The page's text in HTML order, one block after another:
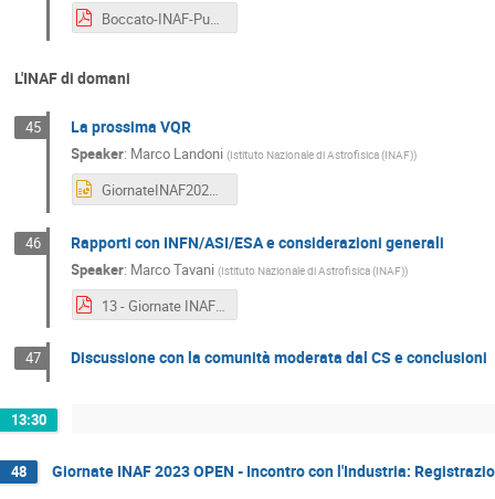
Boccato-INAF-Public_Engagement.pdf
L'INAF di domani
45 La prossima VQR
Speaker: Marco Landoni (Istituto Nazionale di Astrofisica (INAF))
GiornateINAF2023-VQR.pptx
46 Rapporti con INFN/ASI/ESA e considerazioni generali
Speaker: Marco Tavani (Istituto Nazionale di Astrofisica (INAF))
13 - Giornate INAF_Tavani_02.pdf
47 Discussione con la comunità moderata dal CS e conclusioni
13:30
48 Giornate INAF 2023 OPEN - Incontro con l'Industria: